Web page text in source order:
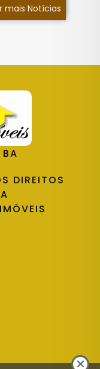
mais Notícias
DIREITOS